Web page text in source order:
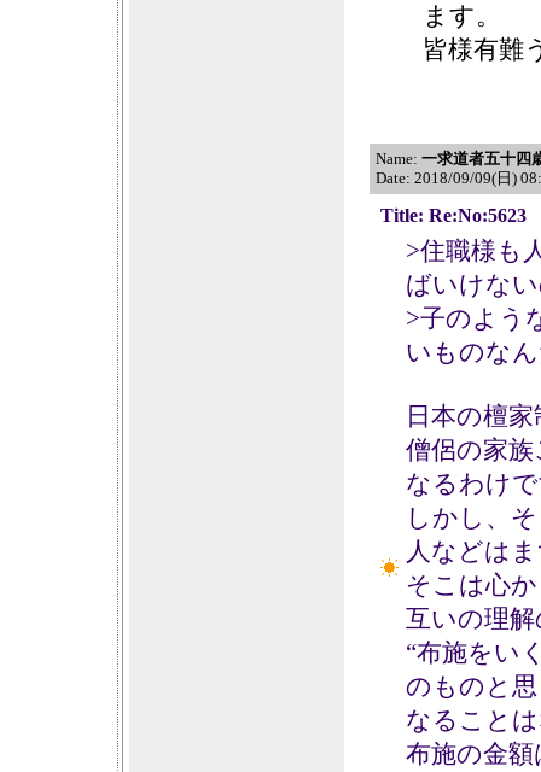
ます。
皆様有難
Name: 一求道者五十四
Date: 2018/09/09(日)
Title: Re:No:5623
>住職様も
ばいけな
>子のよう
いものな
日本の檀
僧侶の家
なるわけ
しかし、
人などは
そこは心
互いの理
“布施をい
のものと
なること
布施の金